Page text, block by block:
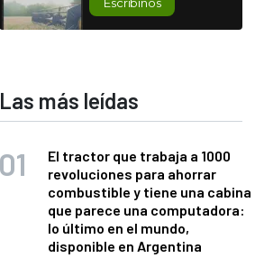
Las más leídas
El tractor que trabaja a 1000
revoluciones para ahorrar
combustible y tiene una cabina
que parece una computadora:
lo último en el mundo,
disponible en Argentina